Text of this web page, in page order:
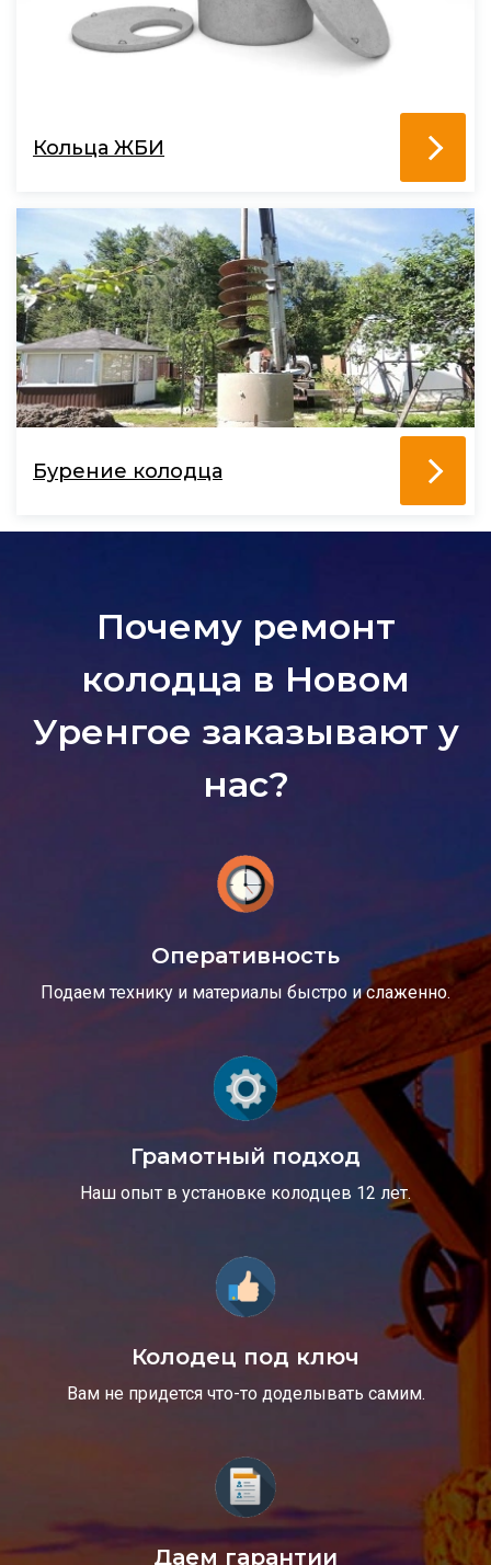
Кольца ЖБИ
Бурение колодца
Почему ремонт
колодца в Новом
Уренгое заказывают у
нас?
Оперативность
Подаем технику и материалы быстро и слаженно.
Грамотный подход
Наш опыт в установке колодцев 12 лет.
Колодец под ключ
Вам не придется что-то доделывать самим.
Даем гарантии